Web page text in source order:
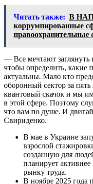
Читать также: В
коррумпированные
правоохранительные
— Все мечтают
чтобы определить, какие
актуальны. Мало кто
оборонный сектор за
квантовый скачок и мы
в этой сфере. Поэтому
что вам по душе. И
Свириденко.
В мае в Украине
взрослой
созданную для
планирует
рынку труда.
В ноябре 2025 года